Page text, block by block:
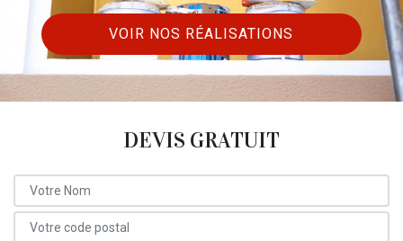
VOIR NOS RÉALISATIONS
DEVIS GRATUIT